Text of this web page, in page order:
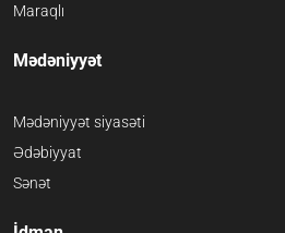
Maraqlı
Mədəniyyət
Mədəniyyət siyasəti
Ədəbiyyat
Sənət